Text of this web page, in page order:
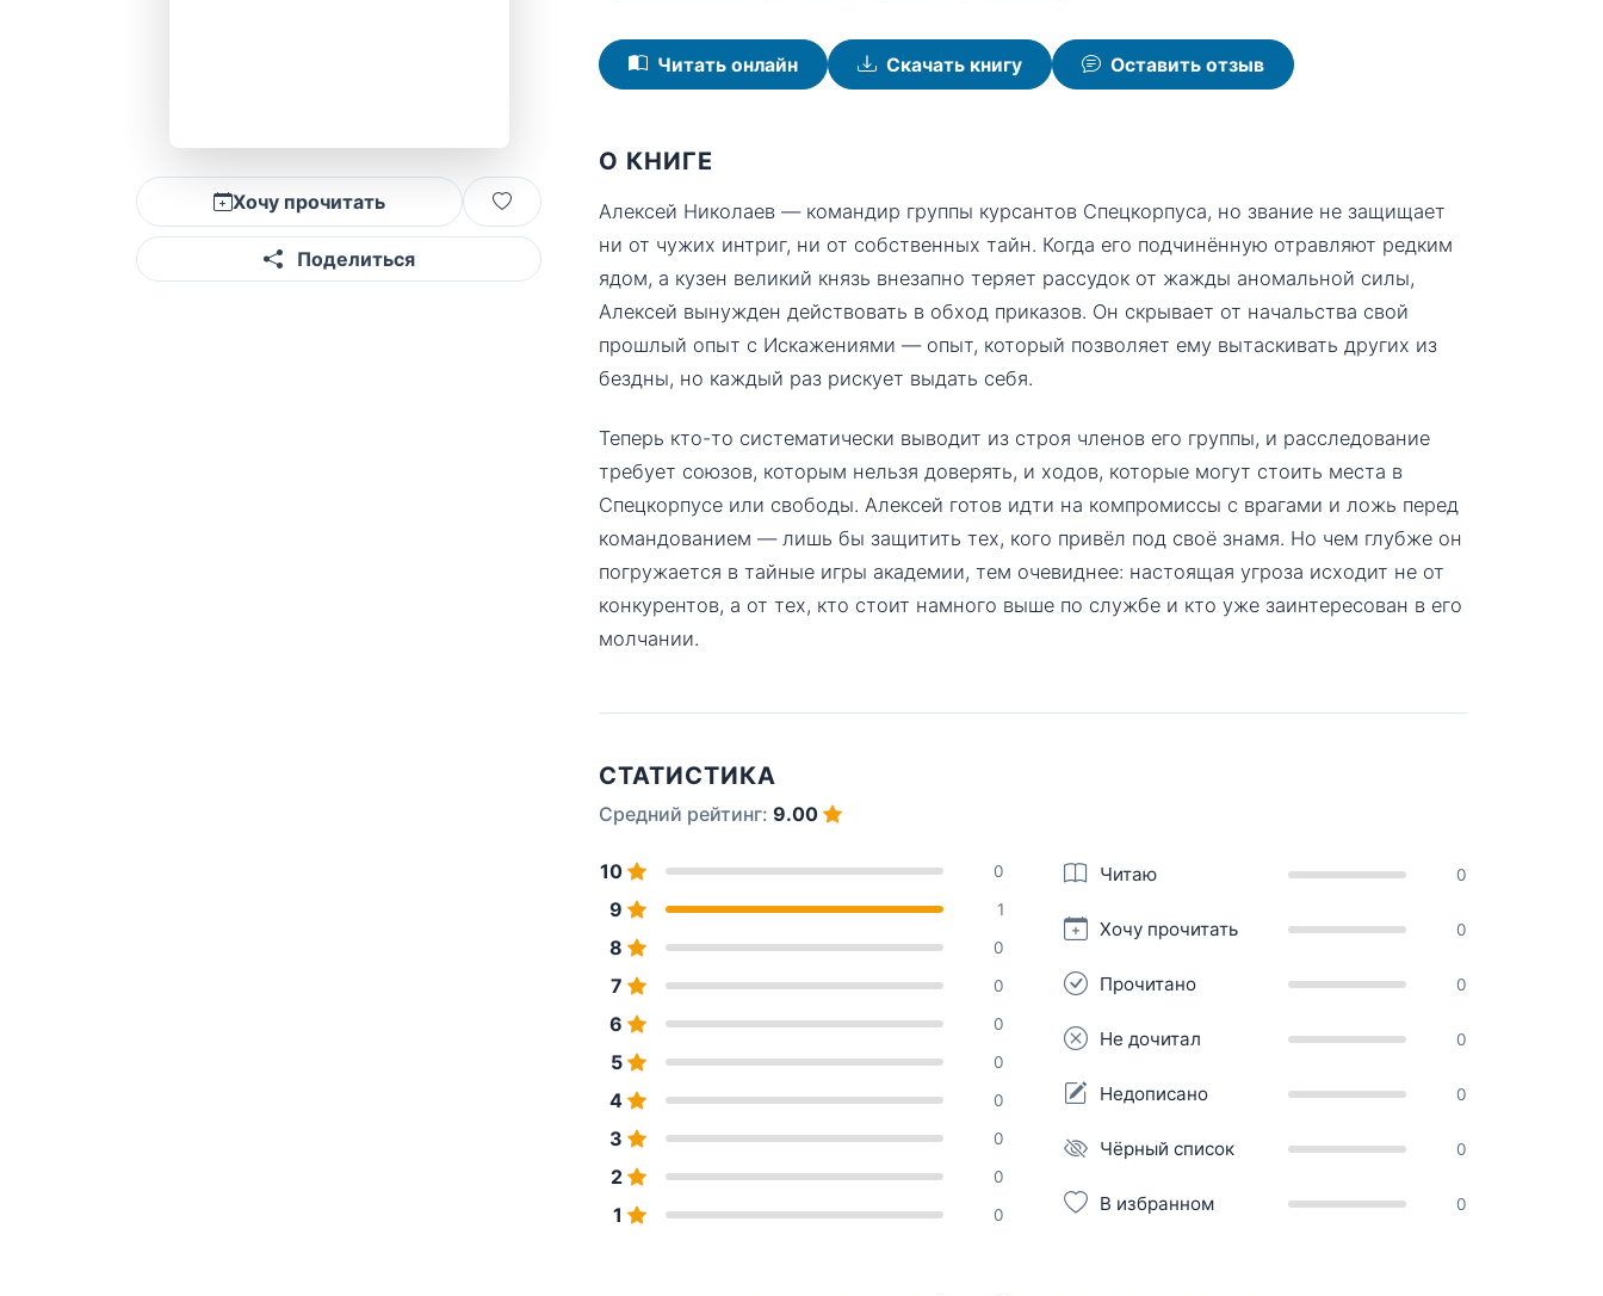
Хочу прочитать
Поделиться
Читать онлайн Скачать книгу Оставить отзыв
О КНИГЕ
Алексей Николаев — командир группы курсантов Спецкорпуса, но звание не защищает
ни от чужих интриг, ни от собственных тайн. Когда его подчинённую отравляют редким
ядом, а кузен великий князь внезапно теряет рассудок от жажды аномальной силы,
Алексей вынужден действовать в обход приказов. Он скрывает от начальства свой
прошлый опыт с Искажениями — опыт, который позволяет ему вытаскивать других из
бездны, но каждый раз рискует выдать себя.
Теперь кто-то систематически выводит из строя членов его группы, и расследование
требует союзов, которым нельзя доверять, и ходов, которые могут стоить места в
Спецкорпусе или свободы. Алексей готов идти на компромиссы с врагами и ложь перед
командованием — лишь бы защитить тех, кого привёл под своё знамя. Но чем глубже он
погружается в тайные игры академии, тем очевиднее: настоящая угроза исходит не от
конкурентов, а от тех, кто стоит намного выше по службе и кто уже заинтересован в его
молчании.
СТАТИСТИКА
Средний рейтинг: 9.00
10 0
9 1
8 0
7 0
6 0
5 0
4 0
3 0
2 0
1 0
Читаю 0
Хочу прочитать 0
Прочитано 0
Не дочитал 0
Недописано 0
Чёрный список 0
В избранном 0